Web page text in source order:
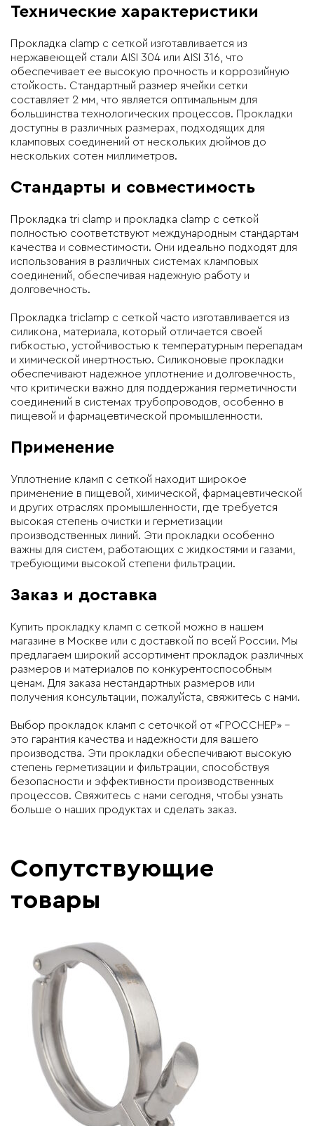
Технические характеристики
Прокладка clamp с сеткой изготавливается из
нержавеющей стали AISI 304 или AISI 316, что
обеспечивает ее высокую прочность и коррозийную
стойкость. Стандартный размер ячейки сетки
составляет 2 мм, что является оптимальным для
большинства технологических процессов. Прокладки
доступны в различных размерах, подходящих для
кламповых соединений от нескольких дюймов до
нескольких сотен миллиметров.
Стандарты и совместимость
Прокладка tri clamp и прокладка clamp с сеткой
полностью соответствуют международным стандартам
качества и совместимости. Они идеально подходят для
использования в различных системах кламповых
соединений, обеспечивая надежную работу и
долговечность.
Прокладка triclamp с сеткой часто изготавливается из
силикона, материала, который отличается своей
гибкостью, устойчивостью к температурным перепадам
и химической инертностью. Силиконовые прокладки
обеспечивают надежное уплотнение и долговечность,
что критически важно для поддержания герметичности
соединений в системах трубопроводов, особенно в
пищевой и фармацевтической промышленности.
Применение
Уплотнение кламп с сеткой находит широкое
применение в пищевой, химической, фармацевтической
и других отраслях промышленности, где требуется
высокая степень очистки и герметизации
производственных линий. Эти прокладки особенно
важны для систем, работающих с жидкостями и газами,
требующими высокой степени фильтрации.
Заказ и доставка
Купить прокладку кламп с сеткой можно в нашем
магазине в Москве или с доставкой по всей России. Мы
предлагаем широкий ассортимент прокладок различных
размеров и материалов по конкурентоспособным
ценам. Для заказа нестандартных размеров или
получения консультации, пожалуйста, свяжитесь с нами.
Выбор прокладок кламп с сеточкой от «ГРОССНЕР» –
это гарантия качества и надежности для вашего
производства. Эти прокладки обеспечивают высокую
степень герметизации и фильтрации, способствуя
безопасности и эффективности производственных
процессов. Свяжитесь с нами сегодня, чтобы узнать
больше о наших продуктах и сделать заказ.
Сопутствующие
товары